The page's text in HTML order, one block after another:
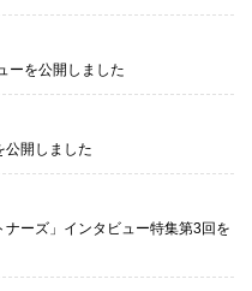
ーを公開しました
公開しました
ナーズ」インタビュー特集第3回を